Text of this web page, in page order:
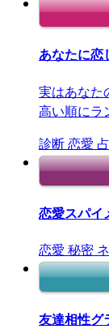
あなたに恋
実はあなた
高い順にラ
診断恋愛
恋愛スパイ
恋愛 秘密
友達相性グ